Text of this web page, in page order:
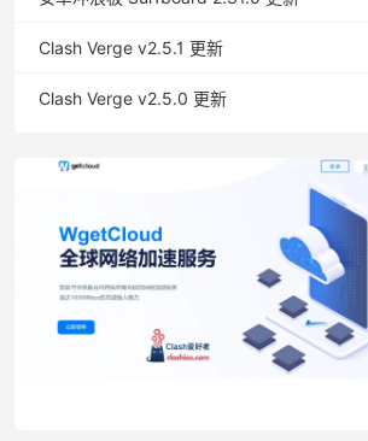
Clash Verge v2.5.1 更新
Clash Verge v2.5.0 更新